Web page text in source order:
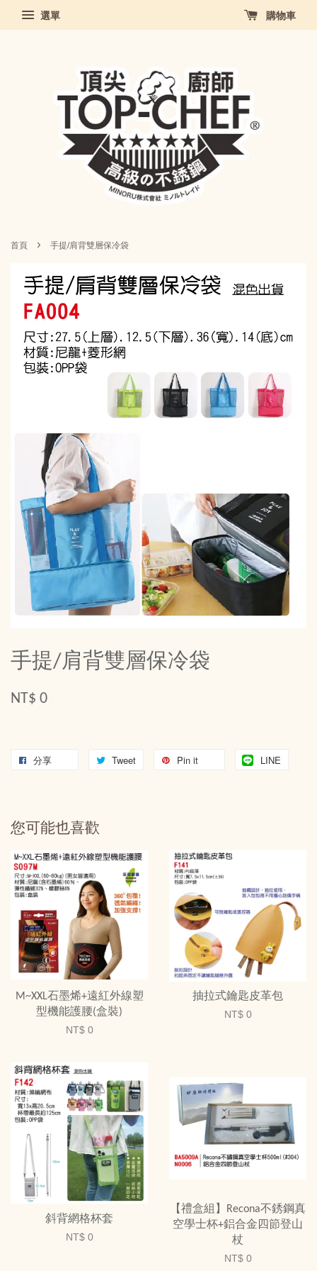
選單 購物車
首頁 › 手提/肩背雙層保冷袋
手提/肩背雙層保冷袋
NT$ 0
分享 Tweet Pin it LINE
您可能也喜歡
M~XXL石墨烯+遠紅外線塑
型機能護腰(盒裝)
NT$ 0
抽拉式鑰匙皮革包
NT$ 0
斜背網格杯套
NT$ 0
【禮盒組】Recona不銹鋼真
空學士杯+鋁合金四節登山
杖
NT$ 0